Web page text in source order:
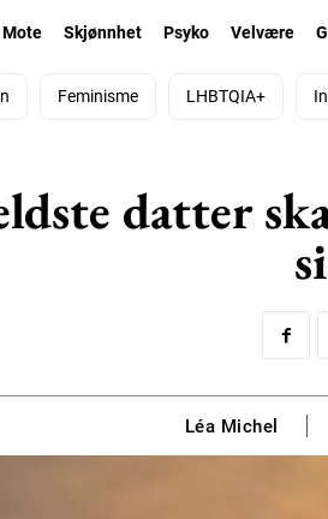
Mote Skjønnhet Psyko Velvære
Feminisme LHBTQIA+
datter
Léa Michel